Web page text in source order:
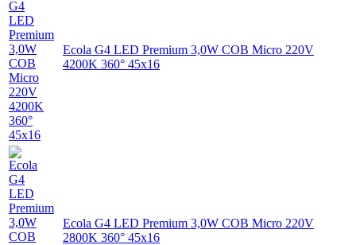
Ecola G4 LED Premium 3,0W COB Micro 220V
4200K 360° 45x16
Ecola G4 LED Premium 3,0W COB Micro 220V
2800K 360° 45x16